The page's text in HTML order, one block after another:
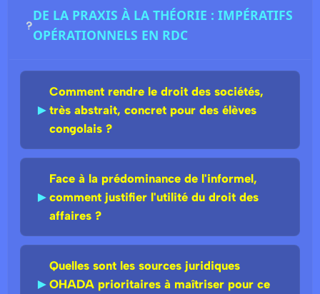
DE LA PRAXIS À LA THÉORIE : IMPÉRATIFS
OPÉRATIONNELS EN RDC
►
Comment rendre le droit des sociétés,
très abstrait, concret pour des élèves
congolais ?
►
Face à la prédominance de l'informel,
comment justifier l'utilité du droit des
affaires ?
►
Quelles sont les sources juridiques
OHADA prioritaires à maîtriser pour ce